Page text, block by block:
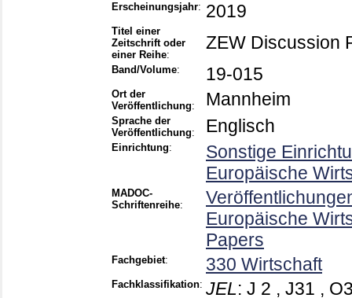
Erscheinungsjahr: 2019
Titel einer
Zeitschrift oder
einer Reihe:
ZEW Discussion
Band/Volume: 19-015
Ort der
Veröffentlichung: Mannheim
Sprache der
Veröffentlichung: Englisch
Einrichtung:
Sonstige
Europäische
MADOC-
Schriftenreihe:
Europäische
Papers
Fachgebiet: 330 Wirtschaft
Fachklassifikation: JEL: J 2 , J31 ,